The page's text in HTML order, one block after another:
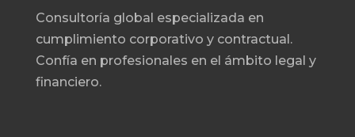
Consultoría global especializada en
cumplimiento corporativo y contractual.
Confía en profesionales en el ámbito legal y
financiero.